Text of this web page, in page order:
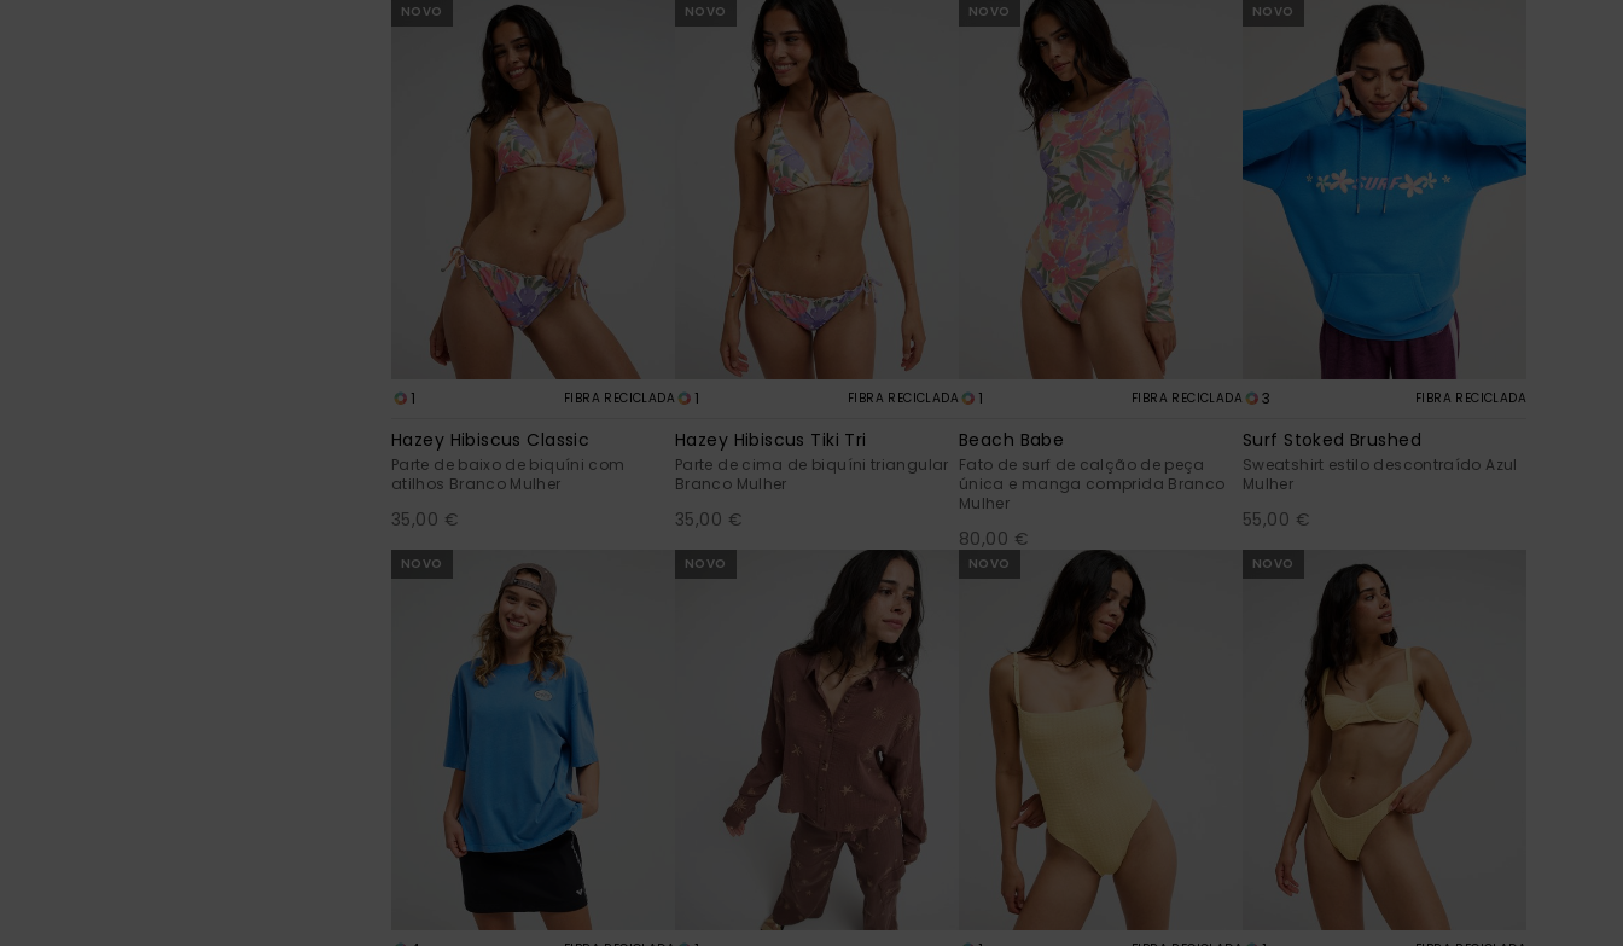
NOVO
1 FIBRA RECICLADA
Hazey Hibiscus Classic
Parte de baixo de biquíni com
atilhos Branco Mulher
35,00 €
NOVO
1 FIBRA RECICLADA
Hazey Hibiscus Tiki Tri
Parte de cima de biquíni triangular
Branco Mulher
35,00 €
NOVO
1 FIBRA RECICLADA
Beach Babe
Fato de surf de calção de peça
única e manga comprida Branco
Mulher
80,00 €
NOVO
3 FIBRA RECICLADA
Surf Stoked Brushed
Sweatshirt estilo descontraído Azul
Mulher
55,00 €
NOVO NOVO NOVO NOVO